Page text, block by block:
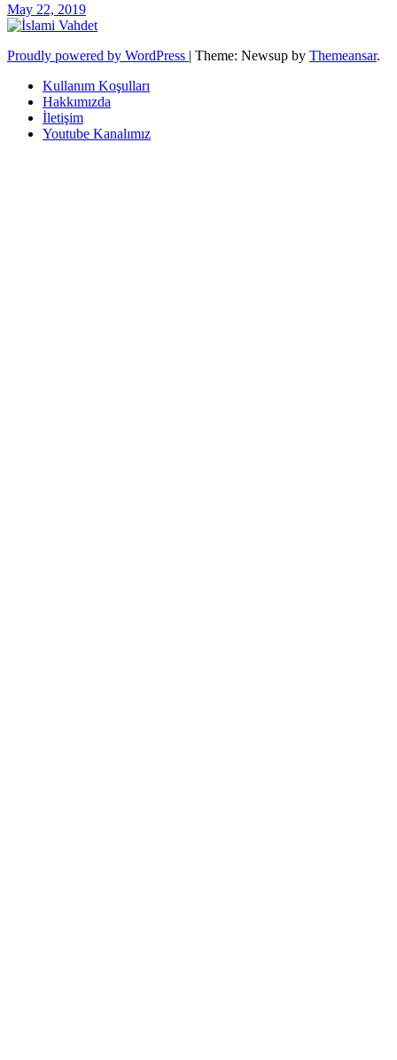
May 22, 2019
Proudly powered by WordPress | Theme: Newsup by Themeansar.
Kullanım Koşulları
Hakkımızda
İletişim
Youtube Kanalımız